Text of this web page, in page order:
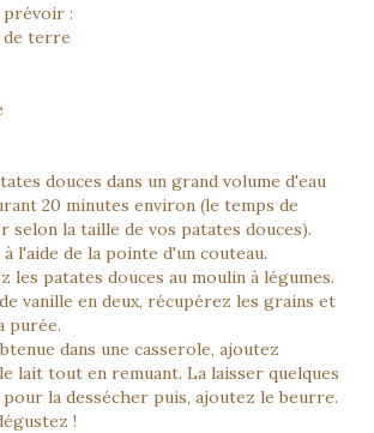
prévoir :
de terre
douces dans un grand volume d'eau
20 minutes environ (le temps de
selon la taille de vos patates douces).
l'aide de la pointe d'un couteau.
les patates douces au moulin à légumes.
vanille en deux, récupérez les grains et
purée.
dans une casserole, ajoutez
lait tout en remuant. La laisser quelques
la dessécher puis, ajoutez le beurre.
!